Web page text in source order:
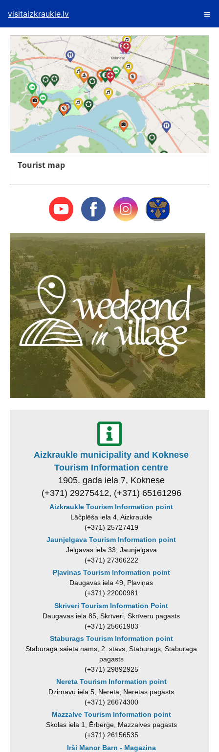
visitaizkraukle.lv
Tourist map
Aizkraukle municipality and Koknese
Tourism Information centre
1905. gada iela 7, Koknese
(+371) 29275412, (+371) 65161296
Aizkraukle Tourism Information point
Lāčplēša iela 4, Aizkraukle
(+371) 25727419
Jaunjelgava Tourism Information point
Jelgavas iela 33, Jaunjelgava
(+371) 27366222
Pļavinas Tourism Information point
Daugavas iela 49, Pļaviņas
(+371) 22000981
Skrīveri Tourism Information Point
Daugavas iela 85, Skrīveri, Skrīveru pagasts
(+371) 25661983
Staburags Tourism Information point
Staburaga saieta nams, 2. stāvs, Staburags, Staburaga
pagasts
(+371) 29892925
Nereta Tourism Information point
Dzirnavu iela 5, Nereta, Neretas pagasts
(+371) 26674300
Mazzalve Tourism Information point
Skolas iela 1, Ērberģe, Mazzalves pagasts
(+371) 26156535
Irši Manor Barn - Magazina